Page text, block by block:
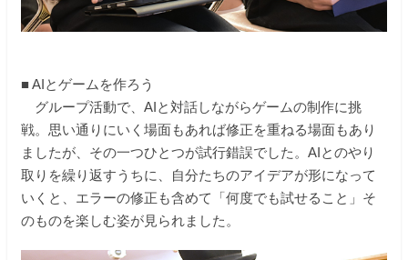
■ AIとゲームを作ろう
グループ活動で、AIと対話しながらゲームの制作に挑
戦。思い通りにいく場面もあれば修正を重ねる場面もあり
ましたが、その一つひとつが試行錯誤でした。AIとのやり
取りを繰り返すうちに、自分たちのアイデアが形になって
いくと、エラーの修正も含めて「何度でも試せること」そ
のものを楽しむ姿が見られました。